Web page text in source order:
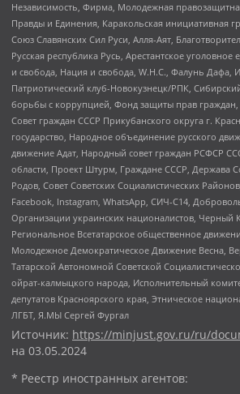
Независимость, Фирма, Молодежная
Правды и Единения, Каракольская инициативная
Союз Славянских Сил Руси, Алля-Аят,
Русская республика Русь, Арестантское
и свобода, Нация и свобода, W.H.С., Фалунь Дафа,
Патриотический клуб-Новокузнецк/РПК,
борьбы с коррупцией, Фонд защиты прав
Совет граждан СССР Прикубанского округа г.
государство, Народное объединение русского
движение Адат, Народный совет граждан РСФСР
области, Проект Штурм, Граждане СССР, Держава
Родов, Совет Советских Социалистических
Facebook, Instagram, WhatsApp, СИЧ-С14,
Организации украинских националистов, Черный
Региональное Всетатарское общественное
Молодежное Демократическое Движение Весна,
Татарской Автономной Советской
ойрат-калмыцкого народа, Исполнительный
депутатов Красноярского края, Этническое
ЛГБТ, Я.МЫ Сергей Фургал
Источник: https://minjust.gov.ru/ru/
на 03.05.2024
* Реестр иностранных агентов: